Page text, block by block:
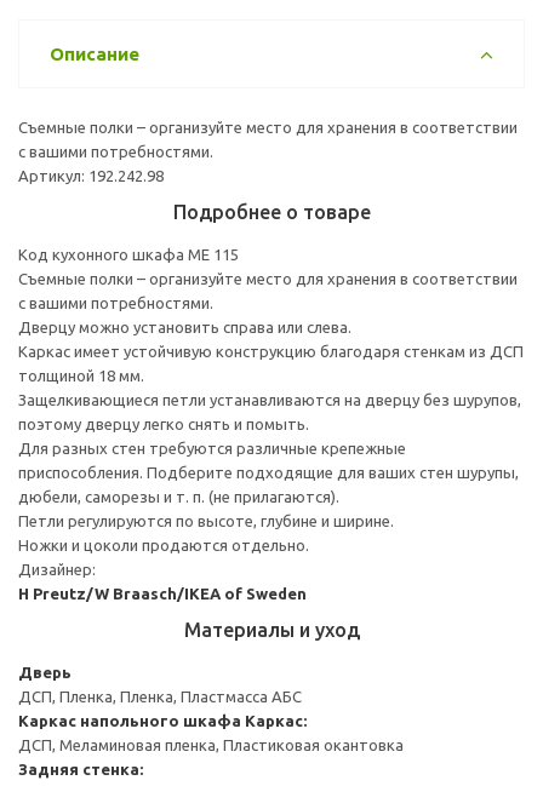
Описание
Съемные полки – организуйте место для хранения в соответствии
с вашими потребностями.
Артикул: 192.242.98
Подробнее о товаре
Код кухонного шкафа ME 115
Съемные полки – организуйте место для хранения в соответствии
с вашими потребностями.
Дверцу можно установить справа или слева.
Каркас имеет устойчивую конструкцию благодаря стенкам из ДСП
толщиной 18 мм.
Защелкивающиеся петли устанавливаются на дверцу без шурупов,
поэтому дверцу легко снять и помыть.
Для разных стен требуются различные крепежные
приспособления. Подберите подходящие для ваших стен шурупы,
дюбели, саморезы и т. п. (не прилагаются).
Петли регулируются по высоте, глубине и ширине.
Ножки и цоколи продаются отдельно.
Дизайнер:
H Preutz/W Braasch/IKEA of Sweden
Материалы и уход
Дверь
ДСП, Пленка, Пленка, Пластмасса АБС
Каркас напольного шкафа Каркас:
ДСП, Меламиновая пленка, Пластиковая окантовка
Задняя стенка: